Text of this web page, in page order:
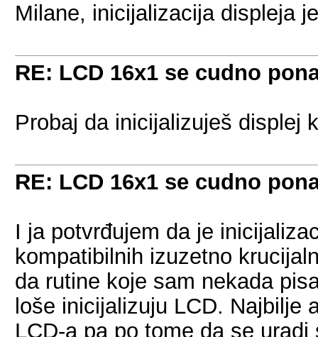
Milane, inicijalizacija displeja
RE: LCD 16x1 se cudno
Probaj da inicijalizuješ displej
RE: LCD 16x1 se cudno
I ja potvrđujem da je
kompatibilnih izuzetno
da rutine koje sam nekada
loše inicijalizuju LCD. Najbilje
LCD-a pa po tome da se